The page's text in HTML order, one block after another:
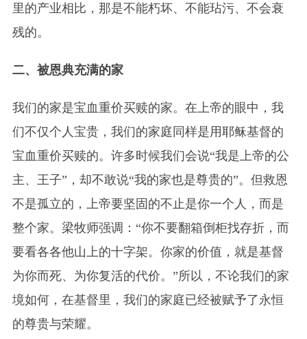
里的产业相比，那是不能朽坏、不能玷污、不会衰
残的。
二、被恩典充满的家
我们的家是宝血重价买赎的家。在上帝的眼中，我
们不仅个人宝贵，我们的家庭同样是用耶稣基督的
宝血重价买赎的。许多时候我们会说“我是上帝的公
主、王子”，却不敢说“我的家也是尊贵的”。但救恩
不是孤立的，上帝要坚固的不止是你一个人，而是
整个家。梁牧师强调：“你不要翻箱倒柜找存折，而
要看各各他山上的十字架。你家的价值，就是基督
为你而死、为你复活的代价。”所以，不论我们的家
境如何，在基督里，我们的家庭已经被赋予了永恒
的尊贵与荣耀。